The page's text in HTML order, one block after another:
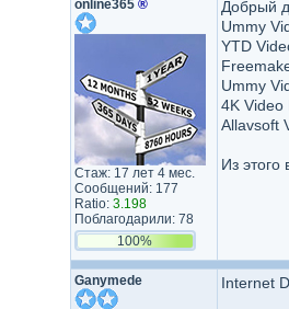
online365 ®
Стаж: 17 лет 4 мес.
Сообщений: 177
Ratio: 3.198
Поблагодарили: 78
100%
Добрый
Ummy
YTD
Ummy
4K Video
Allavsoft
Из этого
Ganymede Internet